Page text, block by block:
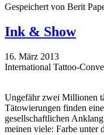
Gespeichert von Berit
Ink & Show
16. März 2013
International Tattoo-
Ungefähr zwei Millionen
Tätowierungen finden
gesellschaftlichen
meinen viele: Farbe unter